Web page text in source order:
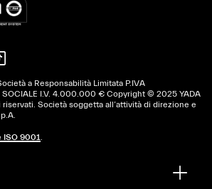
a Responsabilità Limitata P.IVA
SOCIALE I.V. 4.000.000 € Copyright © 2025 YADA
riservati. Società soggetta all’attività di direzione e
ISO 9001.